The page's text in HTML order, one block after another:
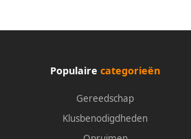
Populaire categorieën
Gereedschap
Klusbenodigdheden